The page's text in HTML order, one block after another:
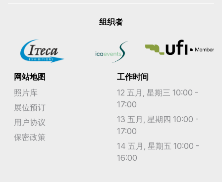
组织者
网站地图
照片库
展位预订
用户协议
保密政策
工作时间
12 五月, 星期三 10:00 -
17:00
13 五月, 星期四 10:00 -
17:00
14 五月, 星期五 10:00 -
16:00